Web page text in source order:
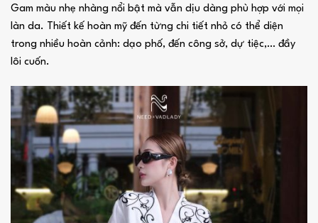
Gam màu nhẹ nhàng nổi bật mà vẫn dịu dàng phù hợp với mọi
làn da. Thiết kế hoàn mỹ đến từng chi tiết nhỏ có thể diện
trong nhiều hoàn cảnh: dạo phố, đến công sở, dự tiệc,… đầy
lôi cuốn.